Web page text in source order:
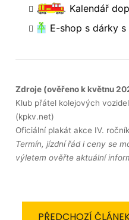
Kalendář
E-shop s dárky s
Zdroje (ověřeno k květnu
Klub přátel kolejových
(kpkv.net)
Oficiální plakát akce IV.
Termín, jízdní řád i ceny se
výletem ověřte aktuální
PŘEDCHOZÍ